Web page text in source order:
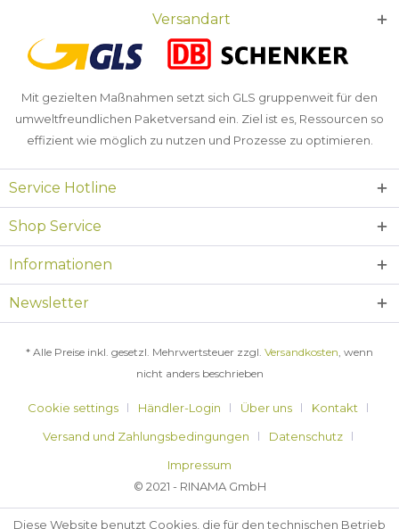
Versandart
Mit gezielten Maßnahmen setzt sich GLS gruppenweit für den
umweltfreundlichen Paketversand ein. Ziel ist es, Ressourcen so
effizient wie möglich zu nutzen und Prozesse zu optimieren.
Service Hotline
Shop Service
Informationen
Newsletter
* Alle Preise inkl. gesetzl. Mehrwertsteuer zzgl. Versandkosten, wenn
nicht anders beschrieben
Cookie settings Händler-Login Über uns
Kontakt
Versand und Zahlungsbedingungen
Datenschutz
Impressum
© 2021 - RINAMA GmbH
Diese Website benutzt Cookies, die für den technischen Betrieb